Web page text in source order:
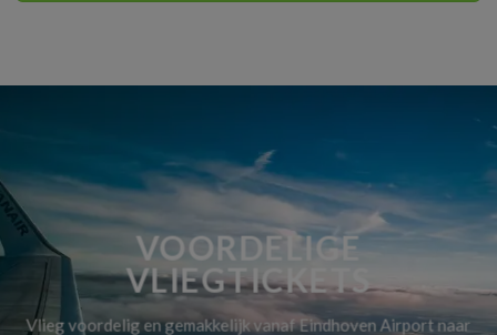
VOORDELIGE
VLIEGTICKETS
Vlieg voordelig en gemakkelijk vanaf Eindhoven Airport naar